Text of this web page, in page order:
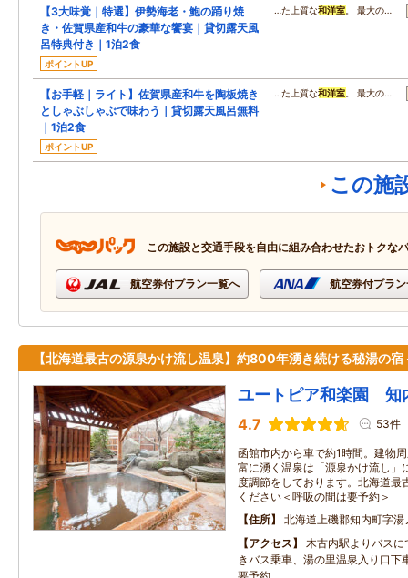
【3大味覚｜特選】伊勢海老・鮑の踊り焼
き・佐賀県産和牛の豪華な饗宴｜貸切露天風
呂特典付き｜1泊2食
ポイントUP
…た上質な和洋室 。 最大の…
【お手軽｜ライト】佐賀県産和牛を陶板焼き
としゃぶしゃぶで味わう｜貸切露天風呂無料
｜1泊2食
ポイントUP
…た上質な和洋室 。 最大の…
この施
この施設と交通手段を自由に組み合わせたおトクな
航空券付プラン一覧へ 航空券付プラ
【北海道最古の源泉かけ流し温泉】約800年湧き続ける秘湯の宿
ユートピア和楽園 知
4.7 53件
函館市内から車で約1時間。建物
富に湧く温泉は「源泉かけ流し」
度調節をしております。北海道最
ください＜呼吸の間は要予約＞
住所
北海道上磯郡知内町字
アクセス
木古内駅よりバス
きバス乗車、湯の里温泉入り口下